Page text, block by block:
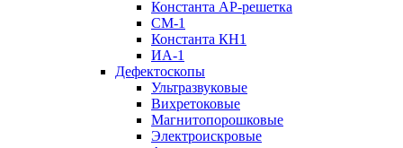
Константа АР-решетка
СМ-1
Константа КН1
ИА-1
Дефектоскопы
Ультразвуковые
Вихретоковые
Магнитопорошковые
Электроискровые